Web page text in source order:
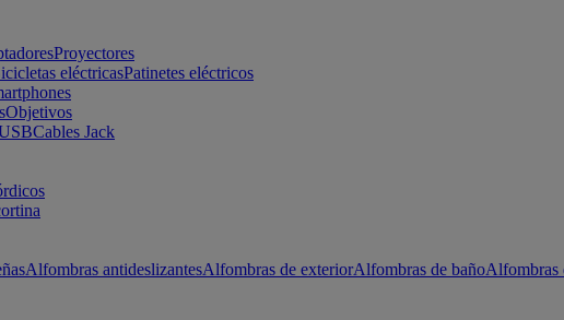
Proyectores
eléctricasPatinetes eléctricos
Objetivos
Cables Jack
Alfombras antideslizantesAlfombras de exteriorAlfombras de bañoAlfombras